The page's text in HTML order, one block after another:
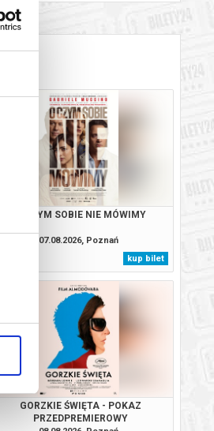
O CZYM SOBIE NIE MÓWIMY
07.08.2026, Poznań
kup bilet
GORZKIE ŚWIĘTA - POKAZ
PRZEDPREMIEROWY